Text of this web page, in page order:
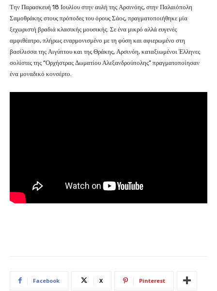
Την Παρασκευή 18 Ιουλίου στην αυλή της Αρσινόης, στην Παλαιόπολη
Σαμοθράκης στους πρόποδες του όρους Σάος, πραγματοποιήθηκε μία
ξεχωριστή βραδιά κλασικής μουσικής. Σε ένα μικρό αλλά ευγενές
αμφιθέατρο, πλήρως εναρμονισμένο με τη φύση και αφιερωμένο στη
βασίλισσα της Αιγύπτου και της Θράκης, Αρσινόη, καταξιωμένοι Έλληνες
σολίστες της “Ορχήστρας Δωματίου Αλεξανδρούπολης” πραγματοποίησαν
ένα μοναδικό κονσέρτο.
Facebook X Pinterest